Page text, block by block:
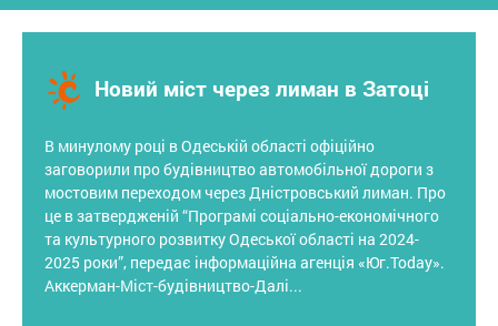
Новий міст через лиман в Затоці
В минулому році в Одеській області офіційно
заговорили про будівництво автомобільної дороги з
мостовим переходом через Дністровський лиман. Про
це в затвердженій “Програмі соціально-економічного
та культурного розвитку Одеської області на 2024-
2025 роки”, передає інформаційна агенція «Юг.Today».
Аккерман-Міст-будівництво-Далі...